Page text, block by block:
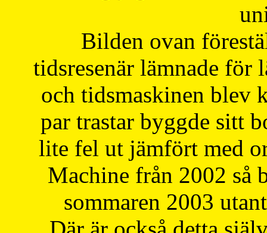
Bilden ovan
tidsresenär lämnade för
och tidsmaskinen blev
par trastar byggde sitt
lite fel ut jämfört med
Machine från 2002 så
sommaren 2003